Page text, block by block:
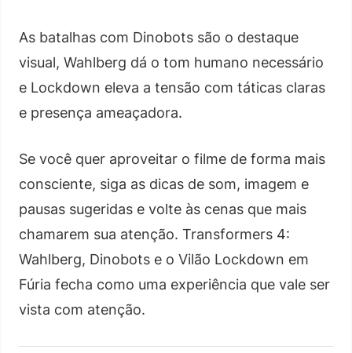
As batalhas com Dinobots são o destaque
visual, Wahlberg dá o tom humano necessário
e Lockdown eleva a tensão com táticas claras
e presença ameaçadora.
Se você quer aproveitar o filme de forma mais
consciente, siga as dicas de som, imagem e
pausas sugeridas e volte às cenas que mais
chamarem sua atenção. Transformers 4:
Wahlberg, Dinobots e o Vilão Lockdown em
Fúria fecha como uma experiência que vale ser
vista com atenção.